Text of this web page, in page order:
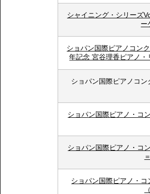
シャイニング・シリーズ
ー
ショパン国際ピアノコン
年記念 宮谷理香ピアノ
ショパン国際ピアノコ
ショパン国際ピアノ・
ショパン国際ピアノ・
ショパン国際ピアノ・